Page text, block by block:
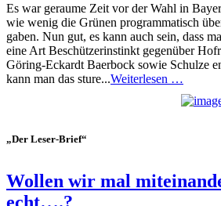
Es war geraume Zeit vor der Wahl in
wie wenig die Grünen programmatisch
gaben. Nun gut, es kann auch sein, dass
eine Art Beschützerinstinkt gegenüber
Göring-Eckardt Baerbock sowie Schulze
kann man das sture...Weiterlesen …
„Der Leser-Brief“
Wollen wir mal